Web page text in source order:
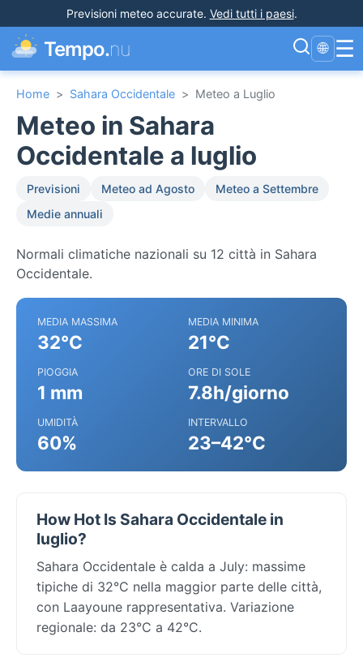
Previsioni meteo accurate. Vedi tutti i paesi.
Tempo.nu 🌐 ☰
Home > Sahara Occidentale > Meteo a Luglio
Meteo in Sahara
Occidentale a luglio
Previsioni Meteo ad Agosto
Meteo a Settembre
Medie annuali
Normali climatiche nazionali su 12 città in Sahara
Occidentale.
MEDIA MASSIMA
32°C
MEDIA MINIMA
21°C
PIOGGIA
1 mm
ORE DI SOLE
7.8h/giorno
UMIDITÀ
60%
INTERVALLO
23–42°C
How Hot Is Sahara Occidentale in
luglio?
Sahara Occidentale è calda a July: massime
tipiche di 32°C nella maggior parte delle città,
con Laayoune rappresentativa. Variazione
regionale: da 23°C a 42°C.